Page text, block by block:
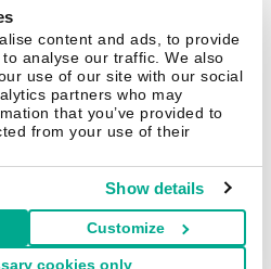
content and ads, to provide
analyse our traffic. We also
use of our site with our social
partners who may
that you’ve provided to
from your use of their
Show details
Customize
cookies only
de licence grand public
Blog Communiqués de presse
Encyclopédie de Kaspersky